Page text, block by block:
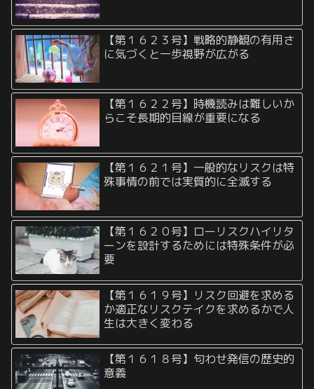
【第１６２３号】戦略的静観の有用さ
に気づくと一歩視野が広がる
【第１６２２号】時機読みは難しいか
らこそ長期的目線が重要になる
【第１６２１号】一般的なリスクは特
殊事情の前では実質的に全滅する
【第１６２０号】ローリスクハイリタ
ーンを設計するためには特殊条件が必
要
【第１６１９号】リスク回避を求める
か適正なリスクテイクを求めるかで人
生は大きく変わる
【第１６１８号】匂わせ発信の歴史的
意義